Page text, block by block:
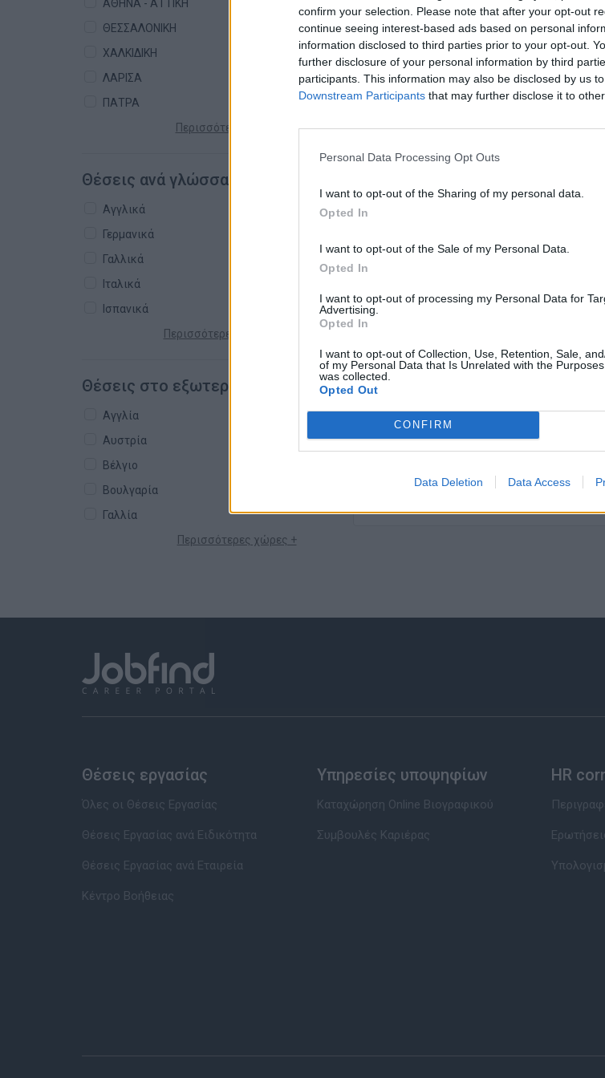
confirm your selection. Please note that after your opt-out
continue seeing interest-based ads based on personal
information disclosed to third parties prior to your opt-out.
further disclosure of your personal information by third
participants. This information may also be disclosed by us
Downstream Participants that may further disclose it to
Personal Data Processing Opt Outs
I want to opt-out of the Sharing of my personal data.
Opted In
I want to opt-out of the Sale of my Personal Data.
Opted In
I want to opt-out of processing my Personal Data for
Advertising.
Opted In
I want to opt-out of Collection, Use, Retention, Sale,
of my Personal Data that Is Unrelated with the
was collected.
Opted Out
CONFIRM
Data Deletion Data Access
ΑΘΗΝΑ - ΑΤΤΙΚΗ
ΘΕΣΣΑΛΟΝΙΚΗ
ΧΑΛΚΙΔΙΚΗ
ΛΑΡΙΣΑ
ΠΑΤΡΑ
Περισσότερες πόλεις +
Θέσεις ανά γλώσσα
Αγγλικά
Γερμανικά
Γαλλικά
Ιταλικά
Ισπανικά
Περισσότερες γλώσσες +
Θέσεις στο εξωτερικό
Αγγλία
Αυστρία
Βέλγιο
Βουλγαρία
Γαλλία
Περισσότερες χώρες +
Απαραίτητα Προσόντα
Προφίλ
Επικοινωνιακή και ευχάριστη
Χειρισμός Η/Υ (Ms Office) και
Προϋπηρεσία στο χώρο θα
Σταθερό, ευχάριστο & σύγχρονο
Δυνατότητα επαγγελματικής και
Σας ενδιαφέρει η θέση εργασίας;
Θέσεις εργασίας
Όλες οι Θέσεις Εργασίας
Θέσεις Εργασίας ανά Ειδικότητα
Θέσεις Εργασίας ανά Εταιρεία
Κέντρο Βοήθειας
Υπηρεσίες υποψηφίων
Καταχώρηση Online Βιογραφικού
Συμβουλές Καριέρας
HR